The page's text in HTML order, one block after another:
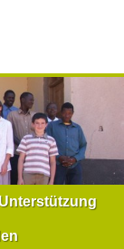
Unterstützung